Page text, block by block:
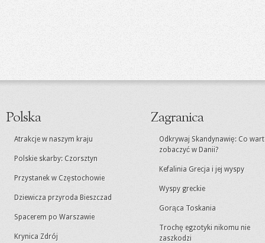
Polska
Atrakcje w naszym kraju
Polskie skarby: Czorsztyn
Przystanek w Częstochowie
Dziewicza przyroda Bieszczad
Spacerem po Warszawie
Krynica Zdrój
Zagranica
Odkrywaj Skandynawię: Co
zobaczyć w Danii?
Kefalinia Grecja i jej wyspy
Wyspy greckie
Gorąca Toskania
Trochę egzotyki nikomu nie
zaszkodzi